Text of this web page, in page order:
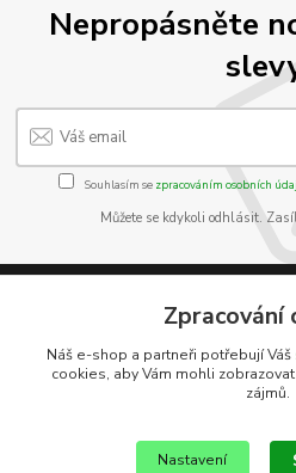
Nepropásněte
Souhlasím se zpracováním osobních
Můžete se kdykoli odhlásit.
Informace pro zákazníky
O nás
Zpracování
Náš e-shop a partneři potřebují Váš
cookies, aby Vám mohli
zájmů.
Nastavení